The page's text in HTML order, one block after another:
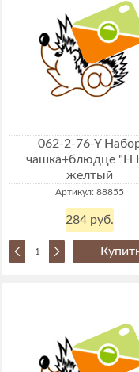
062-2-76-Y
чашка+блюдце "Н
желтый
Артикул: 88855
284 руб.